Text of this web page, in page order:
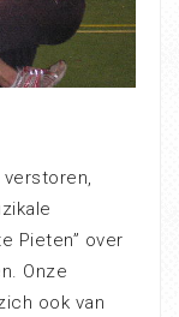
Pieten” over
Onze
ook van